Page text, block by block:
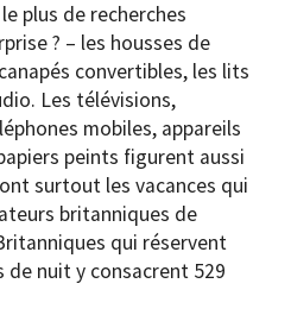
plus de recherches
? – les housses de
convertibles, les lits
Les télévisions,
mobiles, appareils
peints figurent aussi
surtout les vacances qui
britanniques de
qui réservent
de nuit y consacrent 529